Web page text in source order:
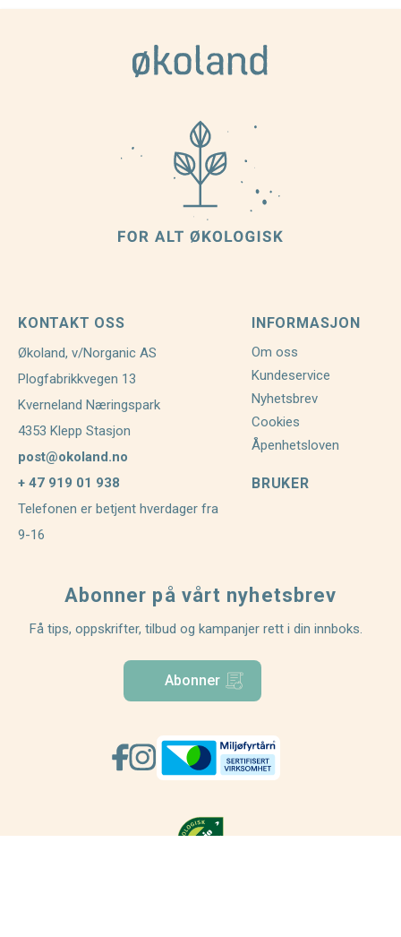
KONTAKT OSS
Økoland, v/Norganic AS
Plogfabrikkvegen 13
Kverneland Næringspark
4353 Klepp Stasjon
post@okoland.no
+ 47 919 01 938
Telefonen er betjent hverdager fra
9-16
INFORMASJON
Om oss
Kundeservice
Nyhetsbrev
Cookies
Åpenhetsloven
BRUKER
Abonner på vårt nyhetsbrev
Få tips, oppskrifter, tilbud og kampanjer rett i din innboks.
Abonner